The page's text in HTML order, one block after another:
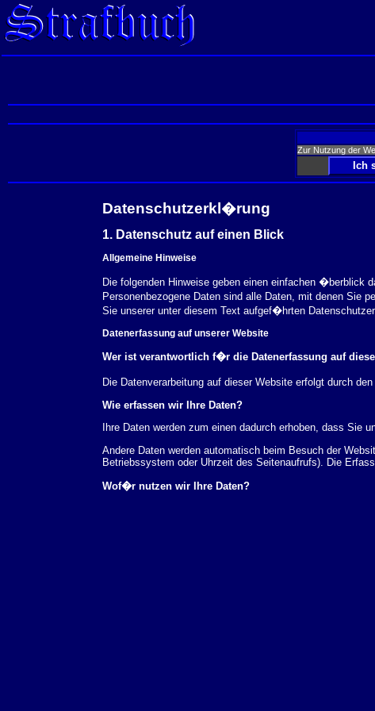
Zur Nutzung der
Datenschutzerkl�rung
1. Datenschutz auf einen Blick
Allgemeine Hinweise
Die folgenden Hinweise geben einen einfachen �berblick
Personenbezogene Daten sind alle Daten, mit denen
Sie unserer unter diesem Text aufgef�hrten
Datenerfassung auf unserer Website
Wer ist verantwortlich f�r die Datenerfassung auf
Die Datenverarbeitung auf dieser Website erfolgt durch
Wie erfassen wir Ihre Daten?
Ihre Daten werden zum einen dadurch erhoben, dass
Andere Daten werden automatisch beim Besuch der
Betriebssystem oder Uhrzeit des Seitenaufrufs). Die
Wof�r nutzen wir Ihre Daten?